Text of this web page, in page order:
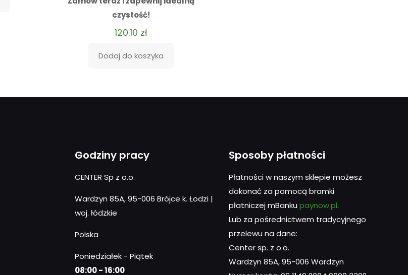
czystość!
120.10 zł
Dodaj do koszyka
Godziny pracy
CENTER Sp z o.o.
Wardzyn 85A, 95-006 Brójce k. Łodzi |
woj. łódzkie
Polska
Poniedziałek - Piątek
08:00 - 16:00
Sposoby płatności
Płatności w naszym sklepie możesz
dokonać za pomocą bramki
płatniczej mBanku paynow.pl.
Lub za pośrednictwem tradycyjnego
przelewu na dane:
Center sp. z o.o.
Wardzyn 85A, 95-006 Wardzyn